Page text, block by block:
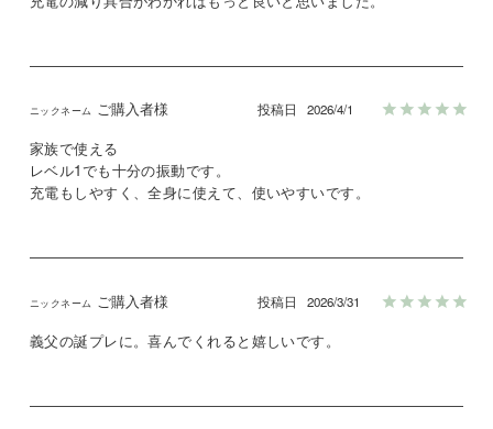
ご購入者様 投稿日 2026/4/1
家族で使える
レベル1でも十分の振動です。
充電もしやすく、全身に使えて、使いやすいです。
ご購入者様 投稿日 2026/3/31
義父の誕プレに。喜んでくれると嬉しいです。